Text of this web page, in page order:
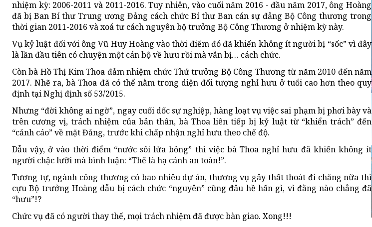
nhiệm kỳ: 2006-2011 và 2011-2016. Tuy nhiên, vào cuối năm 2016 - đầu năm 2017, ông Hoàng
đã bị Ban Bí thư Trung ương Đảng cách chức Bí thư Ban cán sự đảng Bộ Công thương trong
thời gian 2011-2016 và xoá tư cách nguyên bộ trưởng Bộ Công Thương ở nhiệm kỳ này.
Vụ kỷ luật đối với ông Vũ Huy Hoàng vào thời điểm đó đã khiến không ít người bị “sốc” vì đây
là lần đầu tiên có chuyện một cán bộ về hưu rồi mà vẫn bị… cách chức.
Còn bà Hồ Thị Kim Thoa đảm nhiệm chức Thứ trưởng Bộ Công Thương từ năm 2010 đến năm
2017. Nhẽ ra, bà Thoa đã có thể nằm trong diện đối tượng nghỉ hưu ở tuổi cao hơn theo quy
định tại Nghị định số 53/2015.
Nhưng “đời không ai ngờ”, ngay cuối dốc sự nghiệp, hàng loạt vụ việc sai phạm bị phơi bày và
trên cương vị, trách nhiệm của bản thân, bà Thoa liên tiếp bị kỷ luật từ “khiển trách” đến
“cảnh cáo” về mặt Đảng, trước khi chấp nhận nghỉ hưu theo chế độ.
Dẫu vậy, ở vào thời điểm “nước sôi lửa bỏng” thì việc bà Thoa nghỉ hưu đã khiến không ít
người chậc lưỡi mà bình luận: “Thế là hạ cánh an toàn!”.
Tương tự, ngành công thương có bao nhiêu dự án, thương vụ gây thất thoát đi chăng nữa thì
cựu Bộ trưởng Hoàng dẫu bị cách chức “nguyên” cũng đâu hề hấn gì, vì đằng nào chẳng đã
“hưu”!?
Chức vụ đã có người thay thế, mọi trách nhiệm đã được bàn giao. Xong!!!